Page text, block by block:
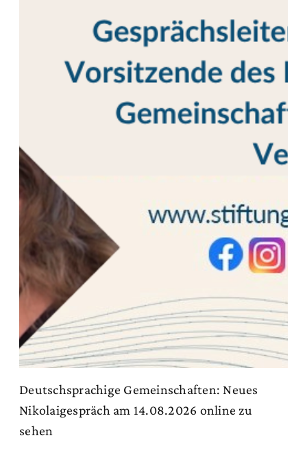
Deutschsprachige Gemeinschaften: Neues
Nikolaigespräch am 14.08.2026 online zu
sehen